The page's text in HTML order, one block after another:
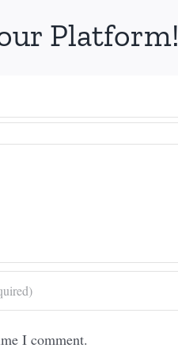
Platform!
I comment.